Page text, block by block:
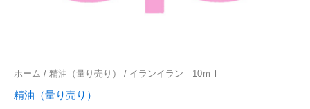
ホーム / 精油（量り売り） / イランイラン 10ｍｌ
精油（量り売り）